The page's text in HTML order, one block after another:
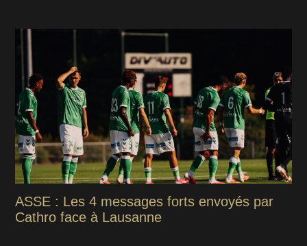
ASSE : Les 4 messages forts envoyés par
Cathro face à Lausanne